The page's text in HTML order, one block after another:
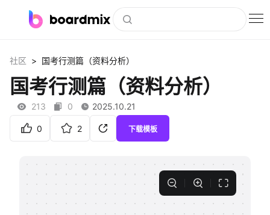
社区资源
下载
私有化部署
客户案例
社区 > 国考行测篇（资料分析）
国考行测篇（资料分析）
213 0 2025.10.21
0 2 下载模板